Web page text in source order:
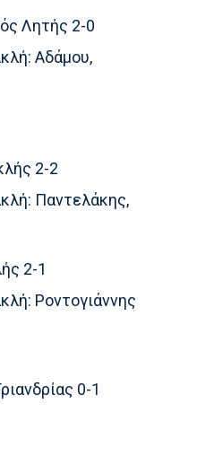
Λητής 2-0
Αδάμου,
2-2
Παντελάκης,
2-1
Ροντογιάννης
0-1